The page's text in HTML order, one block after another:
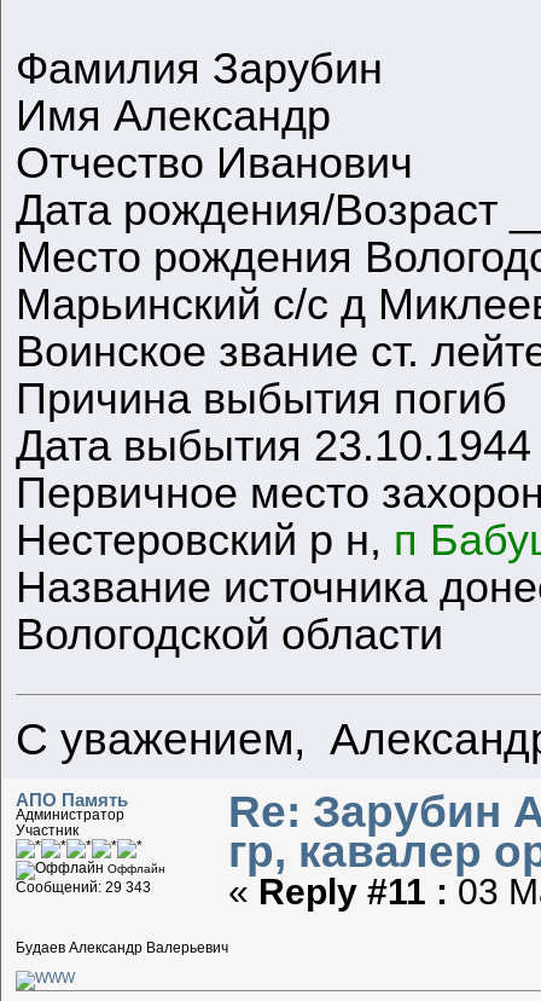
Фамилия Зарубин
Имя Александр
Отчество Иванович
Дата рождения/Возраст
Место рождения
Марьинский с/с д
Воинское звание ст.
Причина выбытия погиб
Дата выбытия 23.10.1944
Первичное место
Нестеровский р н, п
Название источника
Вологодской области
С уважением,
АПО Память
Администратор
Участник
Оффлайн
Сообщений: 29 343
Будаев Александр Валерьевич
Re: Зарубин
гр, кавалер
« Reply #11 : 03